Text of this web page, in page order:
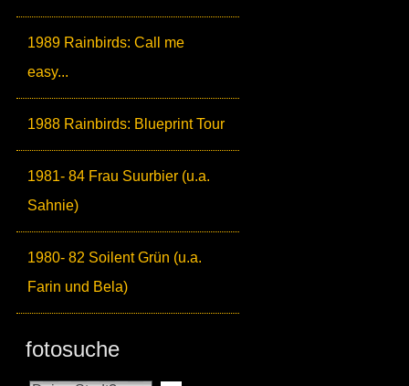
1989 Rainbirds: Call me
easy...
1988 Rainbirds: Blueprint Tour
1981- 84 Frau Suurbier (u.a.
Sahnie)
1980- 82 Soilent Grün (u.a.
Farin und Bela)
fotosuche